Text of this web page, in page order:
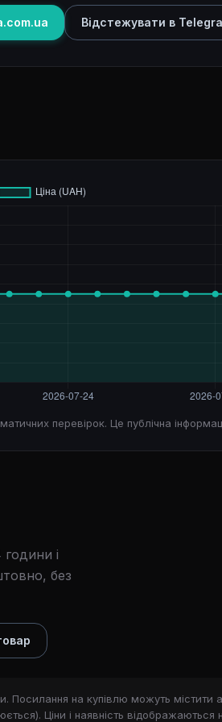
Відстежувати в
перевірок. Це публічна
і
без
Посилання на купівлю можуть
Ціни і наявність